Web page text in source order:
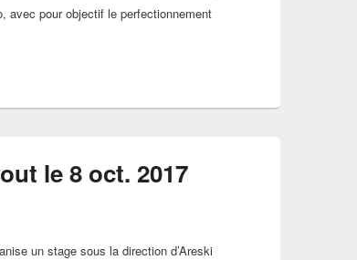
avec pour objectif le perfectionnement
Series #02 le 22 oct. 2017
le 8 oct. 2017
un stage sous la direction d’Areski